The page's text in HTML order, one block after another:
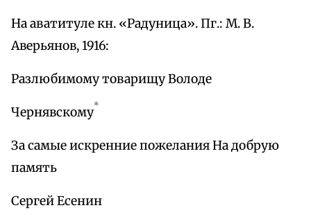
На аватитуле кн. «Радуница». Пг.: М. В.
Аверьянов, 1916:
Разлюбимому товарищу Володе
Чернявскому*
За самые искренние пожелания На добрую
память
Сергей Есенин